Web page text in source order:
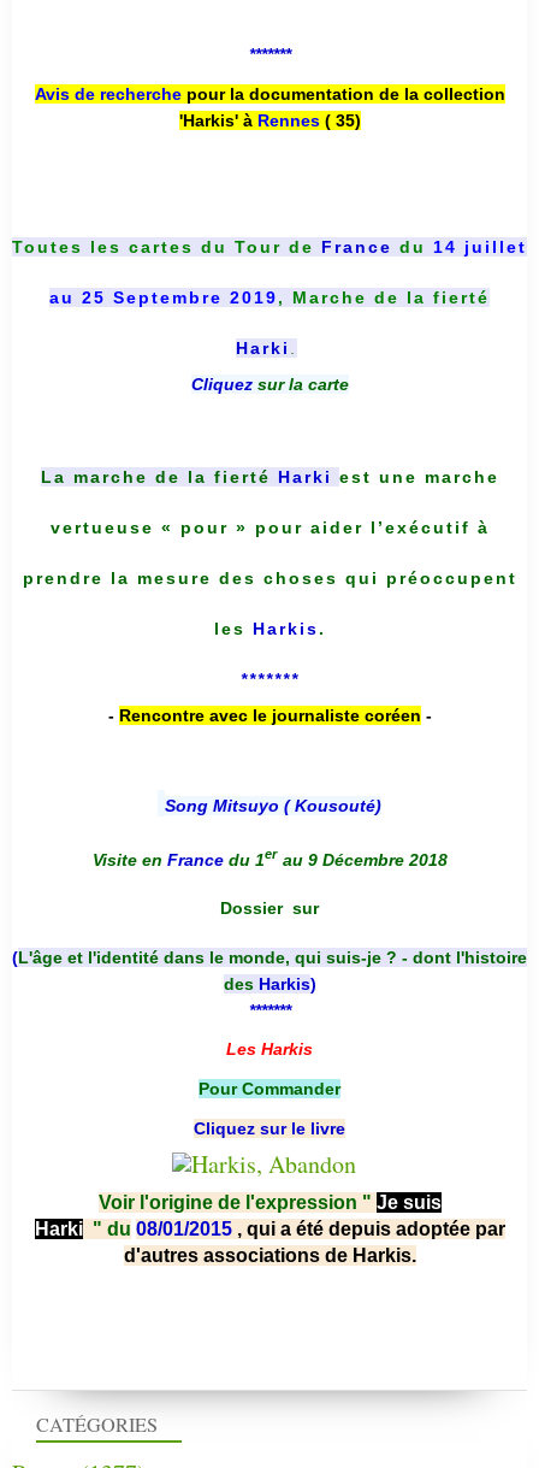
CATÉGORIES
*******
Avis de recherche pour la documentation de la collection
'Harkis' à Rennes( 35)
Toutes les cartes du Tour de France du 14 juillet
au 25 Septembre 2019, Marche de la fierté
Harki
Cliquez sur la carte
La marche de la fierté Harki est une marche
vertueuse « pour » pour aider l’exécutif à
prendre la mesure des choses qui préoccupent
les Harkis.
*******
- Rencontre avec le journaliste coréen -
Song Mitsuyo ( Kousouté)
Visite en France du 1er au 9 Décembre 2018
Dossier sur
(L'âge et l'identité dans le monde, qui suis-je ? - dont l'histoire
des Harkis)
*******
Les Harkis
Pour Commander
Cliquez sur le livre
Voir l'origine de l'expression " Je suis
Harki " du 08/01/2015 , qui a été depuis adoptée par
d'autres associations de Harkis.